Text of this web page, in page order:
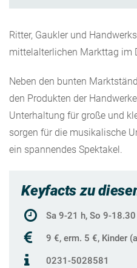
Ritter, Gaukler und
mittelalterlichen Markttag im
Neben den bunten
den Produkten der
Unterhaltung für große und
sorgen für die musikalische
ein spannendes Spektakel.
Keyfacts zu
Sa 9-21 h, So 9-
9 €, erm. 5 €, Kinder
0231-5028581